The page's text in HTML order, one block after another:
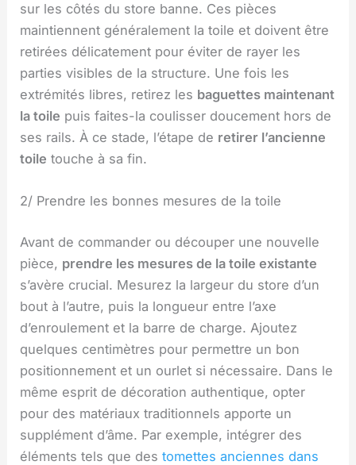
sur les côtés du store banne. Ces pièces
maintiennent généralement la toile et doivent être
retirées délicatement pour éviter de rayer les
parties visibles de la structure. Une fois les
extrémités libres, retirez les baguettes maintenant
la toile puis faites-la coulisser doucement hors de
ses rails. À ce stade, l’étape de retirer l’ancienne
toile touche à sa fin.
2/ Prendre les bonnes mesures de la toile
Avant de commander ou découper une nouvelle
pièce, prendre les mesures de la toile existante
s’avère crucial. Mesurez la largeur du store d’un
bout à l’autre, puis la longueur entre l’axe
d’enroulement et la barre de charge. Ajoutez
quelques centimètres pour permettre un bon
positionnement et un ourlet si nécessaire. Dans le
même esprit de décoration authentique, opter
pour des matériaux traditionnels apporte un
supplément d’âme. Par exemple, intégrer des
éléments tels que destomettes anciennes dans